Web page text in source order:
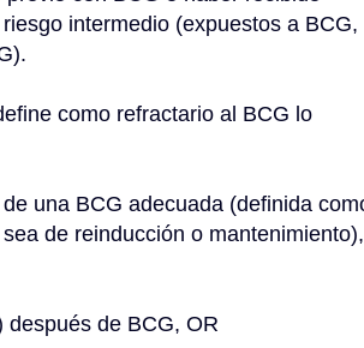
intermedio (expuestos a BCG,
de reinducción o mantenimiento),
de BCG, OR